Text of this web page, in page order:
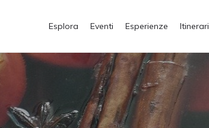
Esplora Eventi Esperienze Itinerari